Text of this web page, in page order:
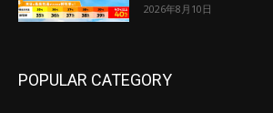
2026年8月10日
POPULAR CATEGORY